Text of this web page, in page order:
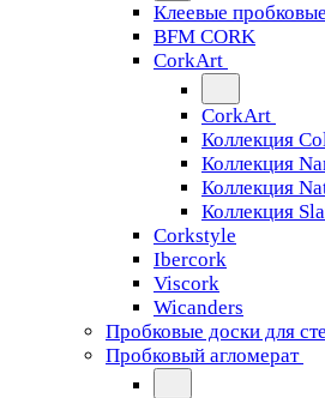
Клеевые
BFM CORK
CorkArt
CorkArt
Коллекция
Коллекция
Коллекция
Коллекция
Corkstyle
Ibercork
Viscork
Wicanders
Пробковые доски для
Пробковый агломерат